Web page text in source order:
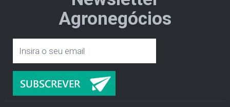
Agronegócios